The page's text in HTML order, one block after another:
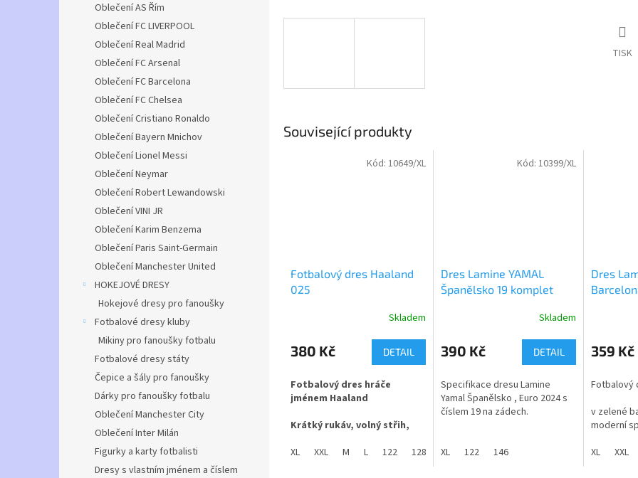
Oblečení AS Řím
Oblečení FC LIVERPOOL
Oblečení Real Madrid
Oblečení FC Arsenal
Oblečení FC Barcelona
Oblečení FC Chelsea
Oblečení Cristiano Ronaldo
Oblečení Bayern Mnichov
Oblečení Lionel Messi
Oblečení Neymar
Oblečení Robert Lewandowski
Oblečení VINI JR
Oblečení Karim Benzema
Oblečení Paris Saint-Germain
Oblečení Manchester United
HOKEJOVÉ DRESY
Hokejové dresy pro fanoušky
Fotbalové dresy kluby
Mikiny pro fanoušky fotbalu
Fotbalové dresy státy
Čepice a šály pro fanoušky
Dárky pro fanoušky fotbalu
Oblečení Manchester City
Oblečení Inter Milán
Figurky a karty fotbalisti
Dresy s vlastním jménem a číslem
TISK
Související produkty
Fotbalový dres Haaland
025
produktu
je
z
5
Skladem
380 Kč DETAIL
Fotbalový dres hráče
jménem Haaland
Krátký rukáv, volný střih,
látka ve složení 100%
XL XXL M L 122 128 146 164
Kód: 10649/XL
Dres Lamine YAMAL
Španělsko 19 komplet
produktu
je
z
5
hvězdiček.
Skladem
390 Kč DETAIL
Specifikace dresu Lamine
Yamal Španělsko , Euro 2024 s
číslem 19 na zádech.
dres koupíte zde
https://www.dastysport.cz/dres-
XL 122 146
Kód: 10399/XL
Dres
produktu
je
z
hvězdiček.
359 Kč
Fotbalový
v zelené
moderní
a výkon.
XL XXL